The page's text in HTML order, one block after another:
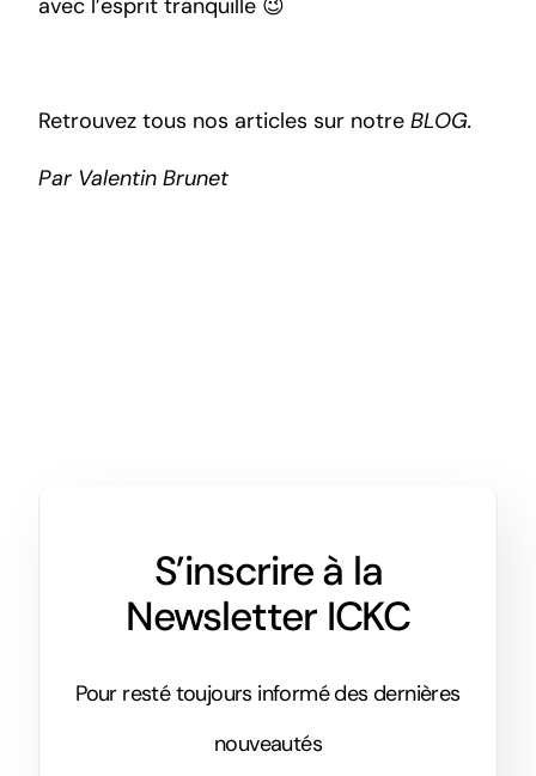
avec l’esprit tranquille 😉
Retrouvez tous nos articles sur notre BLOG.
Par Valentin Brunet
S’inscrire à la
Newsletter ICKC
Pour resté toujours informé des dernières
nouveautés